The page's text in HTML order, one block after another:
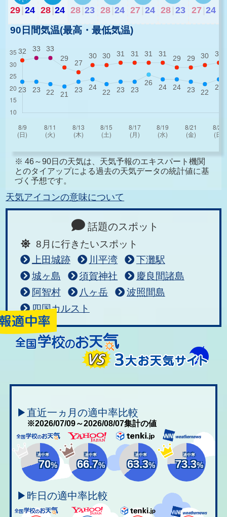
29|24 28|24 28 23 28 24 27 24 28 23 27 24
90日間気温(最高・最低気温)
※ 46～90日の天気は、天気予報のエキスパート機関
とのタイアップによる過去の天気データの統計値に基
づく予想です。
天気アイコンの意味について
話題のスポット
8月に行きたいスポット
上田城跡
川平湾
下灘駅
城ヶ島
須賀神社
慶良間諸島
阿智村
八ヶ岳
波照間島
四国カルスト
▶直近一ヵ月の適中率比較
※2026/07/09～2026/08/07集計の値
適中率
70%
適中率
66.7%
適中率
63.3%
適中率
73.3%
▶昨日の適中率比較